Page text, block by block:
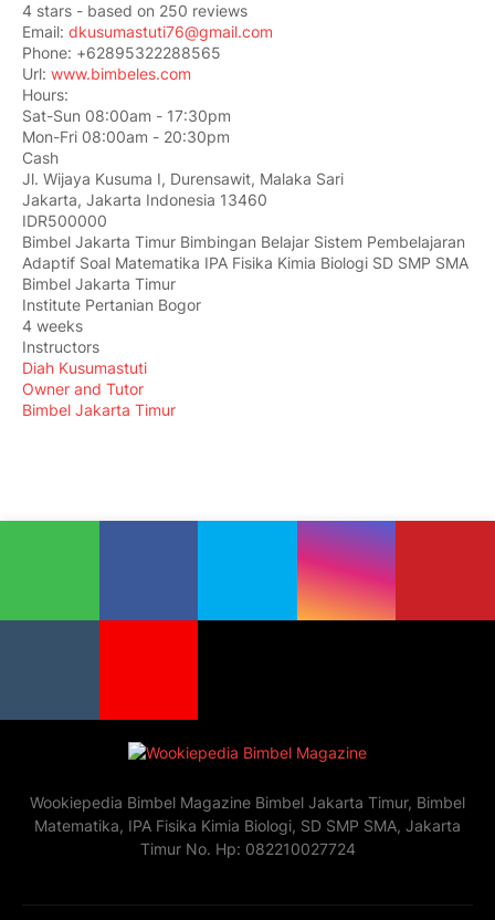
4 stars - based on 250 reviews
Email: dkusumastuti76@gmail.com
Phone: +62895322288565
Url: www.bimbeles.com
Hours:
Sat-Sun 08:00am - 17:30pm
Mon-Fri 08:00am - 20:30pm
Cash
Jl. Wijaya Kusuma I, Durensawit, Malaka Sari
Jakarta, Jakarta Indonesia 13460
IDR500000
Bimbel Jakarta Timur Bimbingan Belajar Sistem Pembelajaran
Adaptif Soal Matematika IPA Fisika Kimia Biologi SD SMP SMA
Bimbel Jakarta Timur
Institute Pertanian Bogor
4 weeks
Instructors
Diah Kusumastuti
Owner and Tutor
Bimbel Jakarta Timur
Wookiepedia Bimbel Magazine Bimbel Jakarta Timur, Bimbel
Matematika, IPA Fisika Kimia Biologi, SD SMP SMA, Jakarta
Timur No. Hp: 082210027724